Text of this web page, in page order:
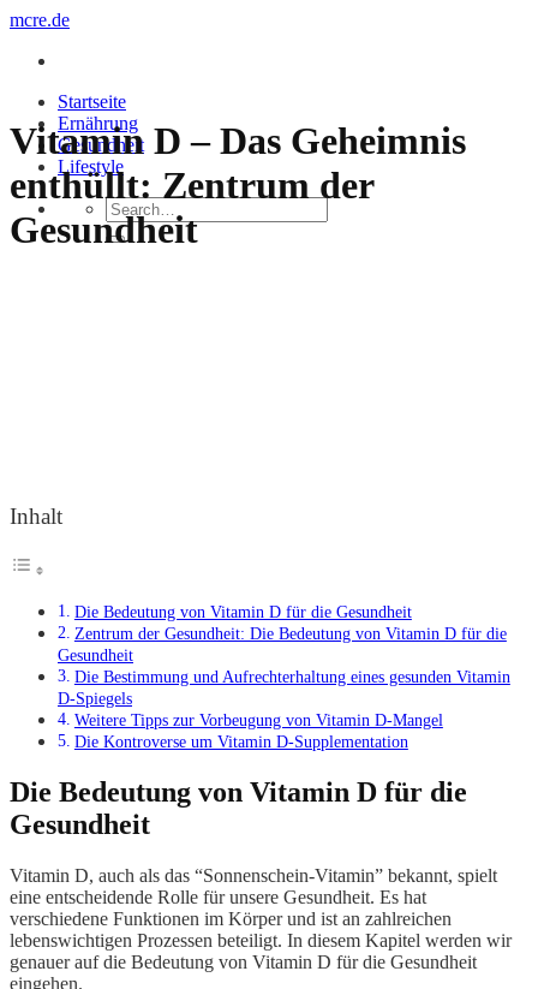
Zum
springen
mcre.de
Startseite
Ernährung
Gesundheit
Lifestyle
Vitamin D – Das Geheimnis
enthüllt: Zentrum der
Gesundheit
Inhalt
Die Bedeutung von Vitamin D für die Gesundheit
Zentrum der Gesundheit: Die Bedeutung von Vitamin D für die
Gesundheit
Die Bestimmung und Aufrechterhaltung eines gesunden Vitamin
D-Spiegels
Weitere Tipps zur Vorbeugung von Vitamin D-Mangel
Die Kontroverse um Vitamin D-Supplementation
Die Bedeutung von Vitamin D für die
Gesundheit
Vitamin D, auch als das “Sonnenschein-Vitamin” bekannt, spielt
eine entscheidende Rolle für unsere Gesundheit. Es hat
verschiedene Funktionen im Körper und ist an zahlreichen
lebenswichtigen Prozessen beteiligt. In diesem Kapitel werden wir
genauer auf die Bedeutung von Vitamin D für die Gesundheit
eingehen.